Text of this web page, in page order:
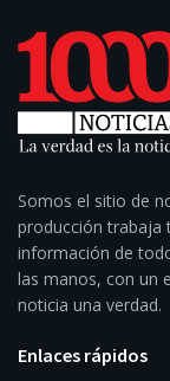
Somos el sitio de
producción trabaja
información de
las manos, con un
noticia una verdad.
Enlaces rápidos